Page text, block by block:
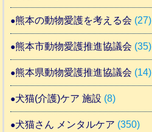
熊本の動物愛護を考える会 (27)
熊本市動物愛護推進協議会 (35)
熊本県動物愛護推進協議会 (14)
犬猫(介護)ケア 施設 (8)
犬猫さん メンタルケア (350)